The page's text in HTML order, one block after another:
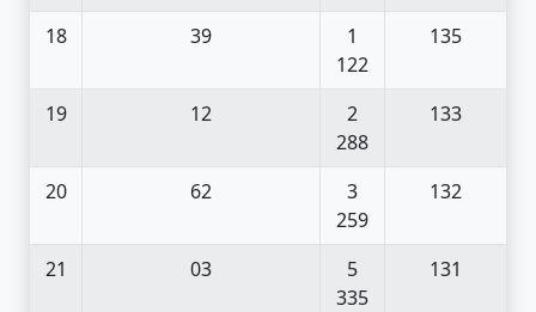
18 39
1
122
135
19 12
2
288
133
20 62
3
259
132
21 03
5
335
131